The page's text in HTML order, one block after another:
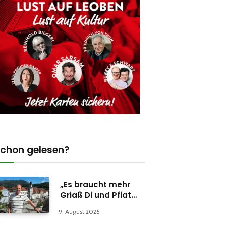
gelesen?
„Es braucht mehr
Griaß Di und Pfiat
9. August 2026